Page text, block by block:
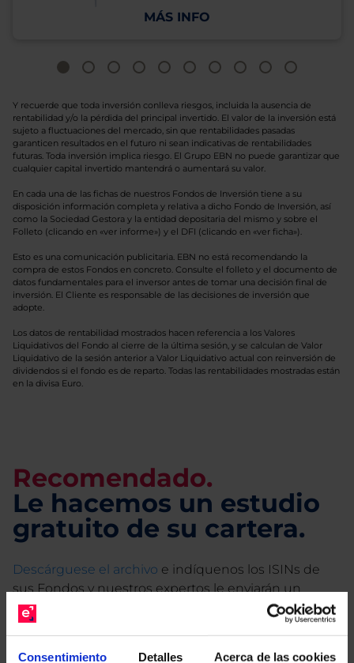
Consentimiento Detalles Acerca de las cookies
MÁS INFO
Y recuerde que toda inversión conlleva riesgos, incluida la ausencia de
rentabilidad y/o la pérdida del principal invertido. El valor de la inversión está
sujeto a fluctuaciones del mercado, sin que rentabilidades pasadas
garanticen resultados en el futuro ni sean indicativas de rentabilidades
futuras. Toda inversión implica riesgo. El Grupo EBN no puede garantizar que
cualquier capital invertido mantendrá o aumentará su valor.
En cada una de las fichas de nuestros Fondos de Inversión tiene a su
disposición información completa y relativa a dicho Fondo de Inversión, así
como la Sociedad Gestora y la entidad depositaria del mismo y sobre el
Folleto (clicando en «ver informe») y el DFI (clicando en «ver ficha»).
Esto es una comunicación publicitaria. EBN no está recomendando la
compra de estos Fondos en concreto. Consulte el folleto y el documento de
datos fundamentales para el inversor antes de tomar una decisión final de
inversión. El Cliente es responsable de las decisiones de inversión que
adopte.
Los datos de rentabilidad mostrados hacen referencia a los Valores
Liquidativos del Fondo al cierre de la última sesión, y se calculan de Valor
Liquidativo de la sesión anterior a Valor Liquidativo actual con reinversión de
dividendos si el fondo es de reparto. Todas las rentabilidades mostradas están
en la divisa Euro.
Recomendado.
Le hacemos un estudio
gratuito de su cartera.
Descárguese el archivo e indíquenos los ISINs de
sus Fondos y nuestros expertos le enviarán un
estudio gratuito de sus alternativas de Clases
Limpias con las que podrá ahorrar en sus costes.